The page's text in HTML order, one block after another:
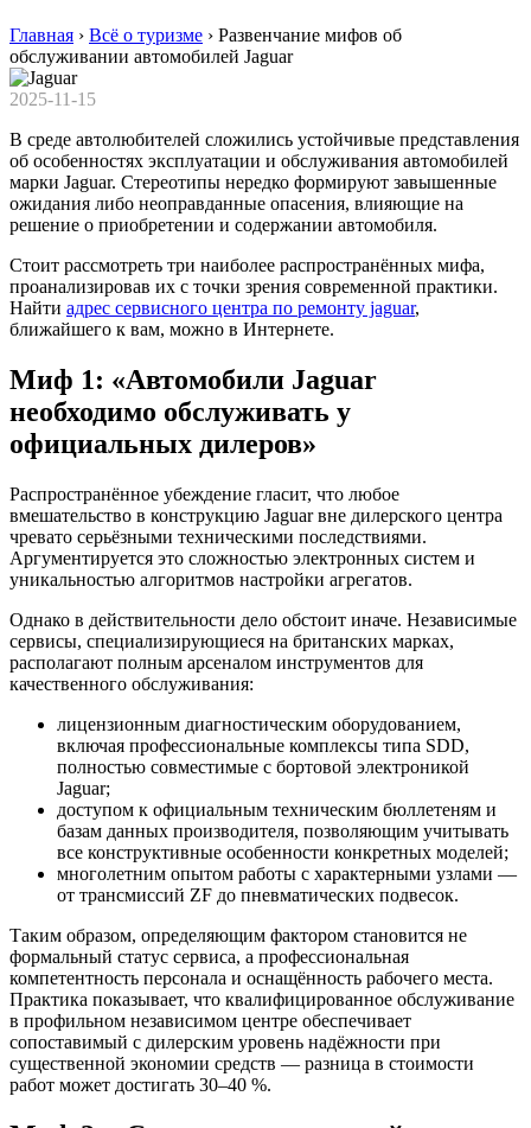
Главная › Всё о туризме › Развенчание мифов об
обслуживании автомобилей Jaguar
2025-11-15
В среде автолюбителей сложились устойчивые представления
об особенностях эксплуатации и обслуживания автомобилей
марки Jaguar. Стереотипы нередко формируют завышенные
ожидания либо неоправданные опасения, влияющие на
решение о приобретении и содержании автомобиля.
Стоит рассмотреть три наиболее распространённых мифа,
проанализировав их с точки зрения современной практики.
Найти адрес сервисного центра по ремонту jaguar,
ближайшего к вам, можно в Интернете.
Миф 1: «Автомобили Jaguar
необходимо обслуживать у
официальных дилеров»
Распространённое убеждение гласит, что любое
вмешательство в конструкцию Jaguar вне дилерского центра
чревато серьёзными техническими последствиями.
Аргументируется это сложностью электронных систем и
уникальностью алгоритмов настройки агрегатов.
Однако в действительности дело обстоит иначе. Независимые
сервисы, специализирующиеся на британских марках,
располагают полным арсеналом инструментов для
качественного обслуживания:
лицензионным диагностическим оборудованием,
включая профессиональные комплексы типа SDD,
полностью совместимые с бортовой электроникой
Jaguar;
доступом к официальным техническим бюллетеням и
базам данных производителя, позволяющим учитывать
все конструктивные особенности конкретных моделей;
многолетним опытом работы с характерными узлами —
от трансмиссий ZF до пневматических подвесок.
Таким образом, определяющим фактором становится не
формальный статус сервиса, а профессиональная
компетентность персонала и оснащённость рабочего места.
Практика показывает, что квалифицированное обслуживание
в профильном независимом центре обеспечивает
сопоставимый с дилерским уровень надёжности при
существенной экономии средств — разница в стоимости
работ может достигать 30–40 %.